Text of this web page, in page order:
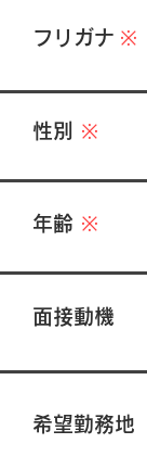
フリガナ ※
​性別 ※
年齢 ※
面接動機
​希望勤務地